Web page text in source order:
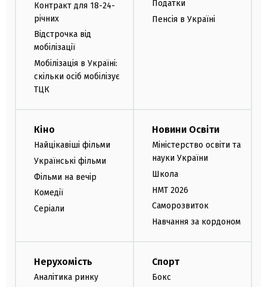
Контракт для 18-24-
річних
Відстрочка від
мобілізації
Мобілізація в Україні:
скільки осіб мобілізує
ТЦК
Податки
Пенсія в Україні
Кіно
Найцікавіші фільми
Українські фільми
Фільми на вечір
Комедії
Серіали
Новини Освіти
Міністерство освіти та
науки України
Школа
НМТ 2026
Саморозвиток
Навчання за кордоном
Нерухомість
Аналітика ринку
Спорт
Бокс